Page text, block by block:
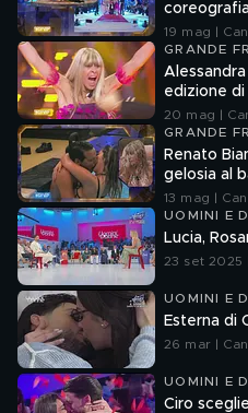
coreografia
19 mag |
GRANDE
edizione di
20 mag |
GRANDE
Renato
gelosia al
13 mag |
UOMINI E
Lucia,
23 set 2025
UOMINI E
Esterna di
26 mar |
UOMINI E
Ciro